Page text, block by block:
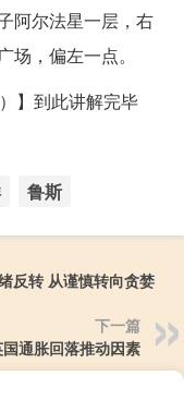
阿尔法星一层，右
，偏左一点。
】到此讲解完毕
鲁斯
反转 从谨慎转向贪婪
下一篇
通胀回落推动因素